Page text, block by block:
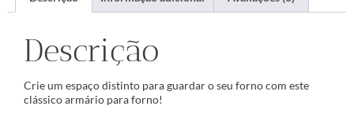
Descrição
Crie um espaço distinto para guardar o seu forno com este
clássico armário para forno!